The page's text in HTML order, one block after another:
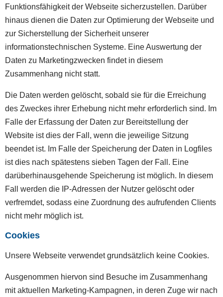
Funktionsfähigkeit der Webseite sicherzustellen. Darüber
hinaus dienen die Daten zur Optimierung der Webseite und
zur Sicherstellung der Sicherheit unserer
informationstechnischen Systeme. Eine Auswertung der
Daten zu Marketingzwecken findet in diesem
Zusammenhang nicht statt.
Die Daten werden gelöscht, sobald sie für die Erreichung
des Zweckes ihrer Erhebung nicht mehr erforderlich sind. Im
Falle der Erfassung der Daten zur Bereitstellung der
Website ist dies der Fall, wenn die jeweilige Sitzung
beendet ist. Im Falle der Speicherung der Daten in Logfiles
ist dies nach spätestens sieben Tagen der Fall. Eine
darüberhinausgehende Speicherung ist möglich. In diesem
Fall werden die IP-Adressen der Nutzer gelöscht oder
verfremdet, sodass eine Zuordnung des aufrufenden Clients
nicht mehr möglich ist.
Cookies
Unsere Webseite verwendet grundsätzlich keine Cookies.
Ausgenommen hiervon sind Besuche im Zusammenhang
mit aktuellen Marketing-Kampagnen, in deren Zuge wir nach